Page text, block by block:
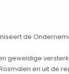
de
geweldige
en uit de